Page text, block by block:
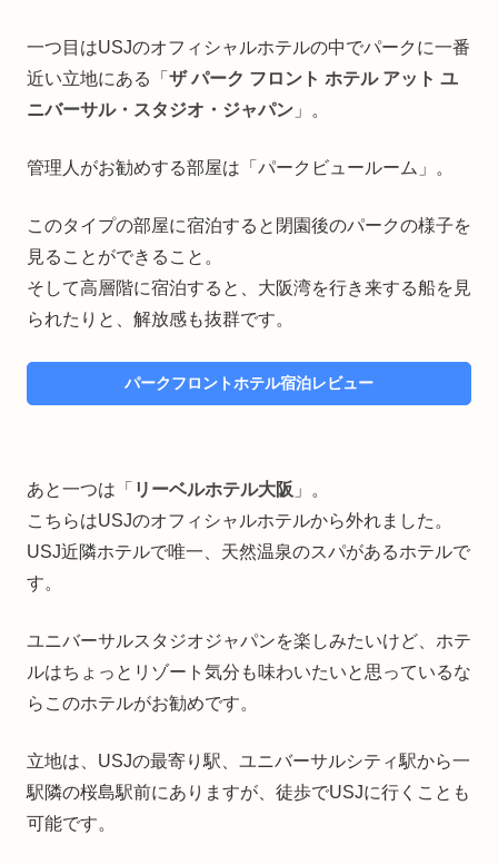
一つ目はUSJのオフィシャルホテルの中でパークに一番
近い立地にある「 ザ パーク フロント ホテル アット ユ
ニバーサル・スタジオ・ジャパン 」。
管理人がお勧めする部屋は「パークビュールーム」。
このタイプの部屋に宿泊すると閉園後のパークの様子を
見ることができること。
そして高層階に宿泊すると、大阪湾を行き来する船を見
られたりと、解放感も抜群です。
パークフロントホテル宿泊レビュー
あと一つは「 リーベルホテル大阪 」。
こちらはUSJのオフィシャルホテルから外れました。
USJ近隣ホテルで唯一、天然温泉のスパがあるホテルで
す。
ユニバーサルスタジオジャパンを楽しみたいけど、ホテ
ルはちょっとリゾート気分も味わいたいと思っているな
らこのホテルがお勧めです。
立地は、USJの最寄り駅、ユニバーサルシティ駅から一
駅隣の桜島駅前にありますが、徒歩でUSJに行くことも
可能です。